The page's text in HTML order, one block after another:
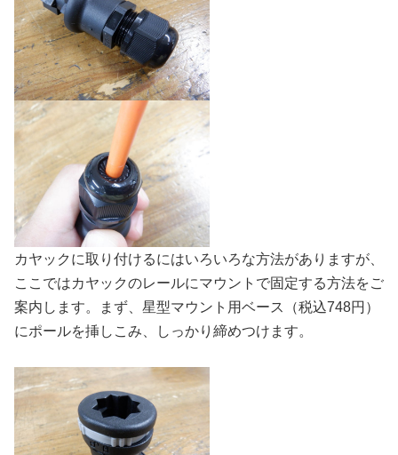
カヤックに取り付けるにはいろいろな方法がありますが、
ここではカヤックのレールにマウントで固定する方法をご
案内します。まず、星型マウント用ベース（税込748円）
にポールを挿しこみ、しっかり締めつけます。